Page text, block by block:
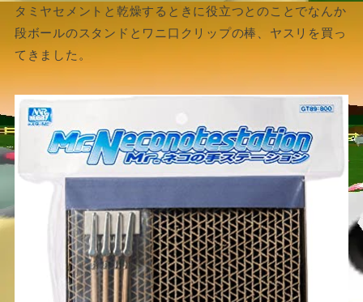
タミヤセメントと乾燥するときに役立つとのことでなんか
段ボールのスタンドとワニ口クリップの棒、ヤスリを買っ
てきました。